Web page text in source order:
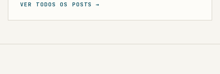
VER TODOS OS POSTS →